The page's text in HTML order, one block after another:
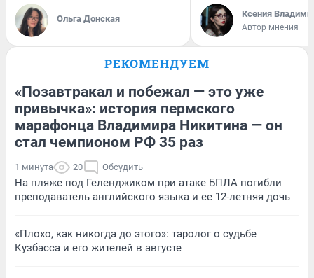
Ольга Донская Ксения
Автор мнения
РЕКОМЕНДУЕМ
«Позавтракал и побежал — это уже
привычка»: история пермского
марафонца Владимира Никитина — он
стал чемпионом РФ 35 раз
1 минута 20 Обсудить
На пляже под Геленджиком при атаке БПЛА погибли
преподаватель английского языка и ее 12-летняя дочь
«Плохо, как никогда до этого»: таролог о судьбе
Кузбасса и его жителей в августе